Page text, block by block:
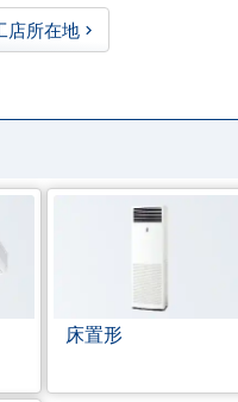
店所在地
床置形